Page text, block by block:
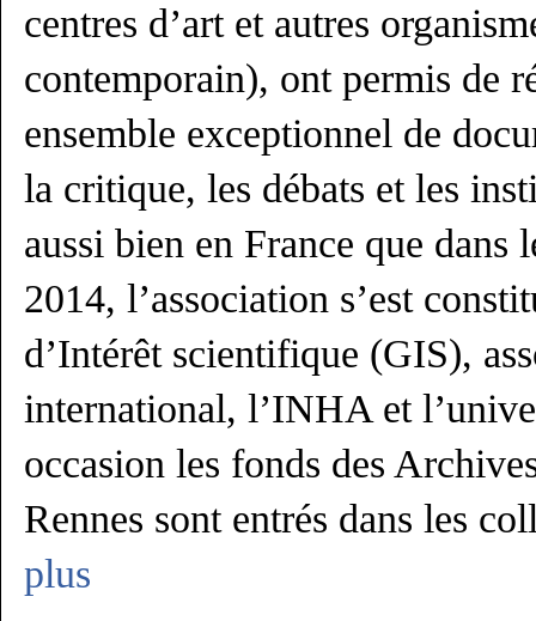
centres d’art et autres
contemporain), ont permis de
ensemble exceptionnel de
la critique, les débats et les
aussi bien en France que dans
2014, l’association s’est
d’Intérêt scientifique (GIS),
international, l’INHA et
occasion les fonds des
Rennes sont entrés dans les
plus